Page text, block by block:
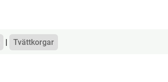
Tvättkorgar